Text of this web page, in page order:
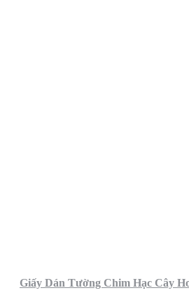
Giấy Dán Tường Chim Hạc Cây